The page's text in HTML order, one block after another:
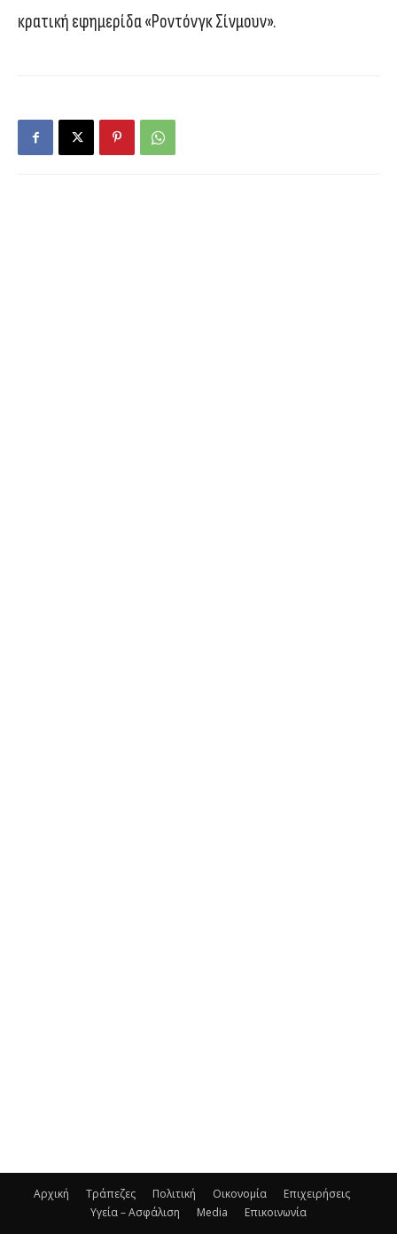
κρατική εφημερίδα «Ροντόνγκ Σίνμουν».
Αρχική Τράπεζες Πολιτική Οικονομία
Επιχειρήσεις
Υγεία – Ασφάλιση
Media Επικοινωνία